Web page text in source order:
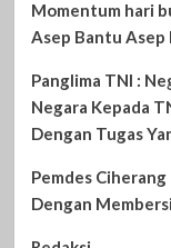
Momentum hari
Asep Bantu Asep
Panglima TNI :
Negara Kepada
Dengan Tugas
Pemdes
Dengan